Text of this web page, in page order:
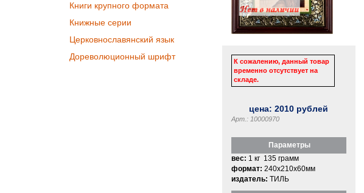
Книги крупного формата
Книжные серии
Церковнославянский язык
Дореволюционный шрифт
К сожалению, данный товар
временно отсутствует на
складе.
цена:2010 рублей
Арт.: 10000970
Параметры
вес: 1 кг 135 грамм
формат: 240x210x60мм
издатель: ТИЛЬ